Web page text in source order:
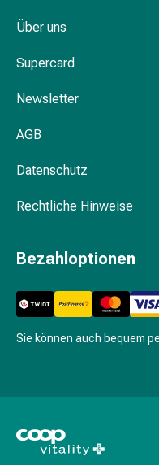
Für
Haare
Kuren
&
Kämme
Tönungen
Shampoo
Über uns
Supercard
Newsletter
AGB
Datenschutz
Rechtliche Hinweise
Bezahloptionen
Sie können auch bequem